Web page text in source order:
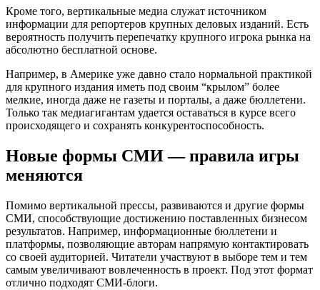
Кроме того, вертикальные медиа служат источником
информации для репортеров крупных деловых изданий. Есть
вероятность получить перепечатку крупного игрока рынка на
абсолютно бесплатной основе.
Например, в Америке уже давно стало нормальной практикой
для крупного издания иметь под своим “крылом” более
мелкие, иногда даже не газеты и порталы, а даже бюллетени.
Только так медиагигантам удается оставаться в курсе всего
происходящего и сохранять конкурентоспособность.
Новые формы СМИ — правила игры
меняются
Помимо вертикальной прессы, развиваются и другие формы
СМИ, способствующие достижению поставленных бизнесом
результатов. Например, информационные бюллетени и
платформы, позволяющие авторам напрямую контактировать
со своей аудиторией. Читатели участвуют в выборе тем и тем
самым увеличивают вовлеченность в проект. Под этот формат
отлично подходят СМИ-блоги.